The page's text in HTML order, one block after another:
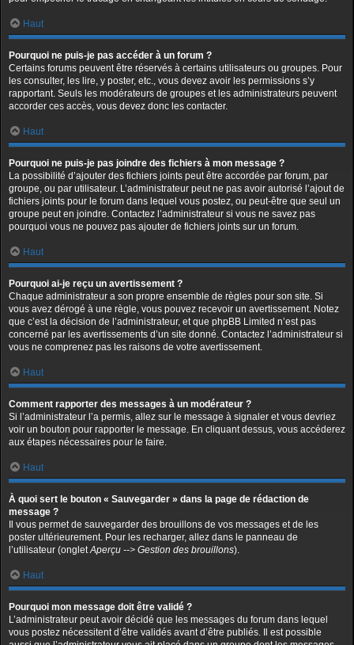
Haut
Pourquoi ne puis-je pas accéder à un forum ?
Certains forums peuvent être réservés à certains utilisateurs ou groupes. Pour
les consulter, les lire, y poster, etc., vous devez avoir les permissions s’y
rapportant. Seuls les modérateurs de groupes et les administrateurs peuvent
accorder ces accès, vous devez donc les contacter.
Haut
Pourquoi ne puis-je pas joindre des fichiers à mon message ?
La possibilité d’ajouter des fichiers joints peut être accordée par forum, par
groupe, ou par utilisateur. L’administrateur peut ne pas avoir autorisé l’ajout de
fichiers joints pour le forum dans lequel vous postez, ou peut-être que seul un
groupe peut en joindre. Contactez l’administrateur si vous ne savez pas
pourquoi vous ne pouvez pas ajouter de fichiers joints sur un forum.
Haut
Pourquoi ai-je reçu un avertissement ?
Chaque administrateur a son propre ensemble de règles pour son site. Si
vous avez dérogé à une règle, vous pouvez recevoir un avertissement. Notez
que c’est la décision de l’administrateur, et que phpBB Limited n’est pas
concerné par les avertissements d’un site donné. Contactez l’administrateur si
vous ne comprenez pas les raisons de votre avertissement.
Haut
Comment rapporter des messages à un modérateur ?
Si l’administrateur l’a permis, allez sur le message à signaler et vous devriez
voir un bouton pour rapporter le message. En cliquant dessus, vous accéderez
aux étapes nécessaires pour le faire.
Haut
À quoi sert le bouton « Sauvegarder » dans la page de rédaction de
message ?
Il vous permet de sauvegarder des brouillons de vos messages et de les
poster ultérieurement. Pour les recharger, allez dans le panneau de
l’utilisateur (ongletAperçu --> Gestion des brouillons).
Haut
Pourquoi mon message doit être validé ?
L’administrateur peut avoir décidé que les messages du forum dans lequel
vous postez nécessitent d’être validés avant d’être publiés. Il est possible